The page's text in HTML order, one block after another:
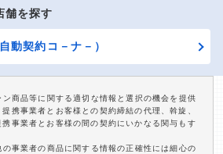
舗を探す
動契約コ－ナ－）
商品等に関する適切な情報と選択の機会を提供
携事業者とお客様との契約締結の代理、斡旋、
事業者とお客様の間の契約にいかなる関与もす
事業者の商品に関する情報の正確性には細心の